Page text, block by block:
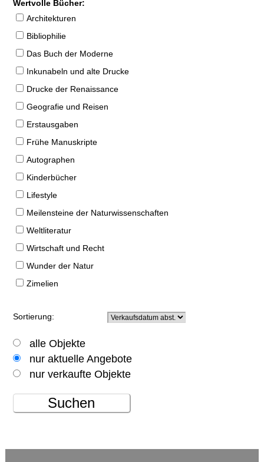
Wertvolle Bücher:
Architekturen
Bibliophilie
Das Buch der Moderne
Inkunabeln und alte Drucke
Drucke der Renaissance
Geografie und Reisen
Erstausgaben
Frühe Manuskripte
Autographen
Kinderbücher
Lifestyle
Meilensteine der Naturwissenschaften
Weltliteratur
Wirtschaft und Recht
Wunder der Natur
Zimelien
Sortierung:
alle Objekte
nur aktuelle Angebote
nur verkaufte Objekte
Suchen